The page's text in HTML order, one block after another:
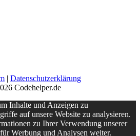
| Datenschutzerklärung
Codehelper.de
Inhalte und Anzeigen zu
auf unsere Website zu analysieren.
zu Ihrer Verwendung unserer
Werbung und Analysen weiter.